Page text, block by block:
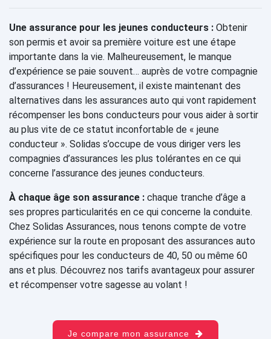
Une assurance pour les jeunes conducteurs : Obtenir
son permis et avoir sa première voiture est une étape
importante dans la vie. Malheureusement, le manque
d’expérience se paie souvent… auprès de votre compagnie
d’assurances ! Heureusement, il existe maintenant des
alternatives dans les assurances auto qui vont rapidement
récompenser les bons conducteurs pour vous aider à sortir
au plus vite de ce statut inconfortable de « jeune
conducteur ». Solidas s’occupe de vous diriger vers les
compagnies d’assurances les plus tolérantes en ce qui
concerne l’assurance des jeunes conducteurs.
À chaque âge son assurance : chaque tranche d’âge a
ses propres particularités en ce qui concerne la conduite.
Chez Solidas Assurances, nous tenons compte de votre
expérience sur la route en proposant des assurances auto
spécifiques pour les conducteurs de 40, 50 ou même 60
ans et plus. Découvrez nos tarifs avantageux pour assurer
et récompenser votre sagesse au volant !
Je compare mon assurance